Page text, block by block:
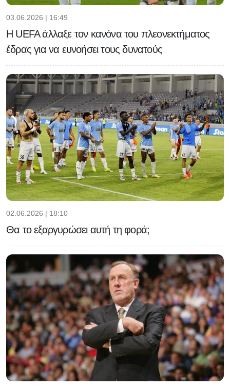
03.06.2026 | 16:49
H UEFA άλλαξε τον κανόνα του πλεονεκτήματος
έδρας για να ευνοήσει τους δυνατούς
02.06.2026 | 18:10
Θα το εξαργυρώσει αυτή τη φορά;